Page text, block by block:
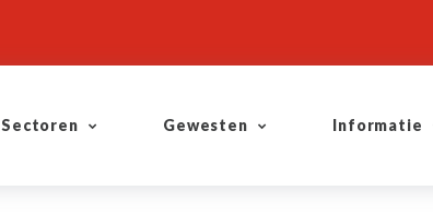
Sectoren Gewesten Informatie